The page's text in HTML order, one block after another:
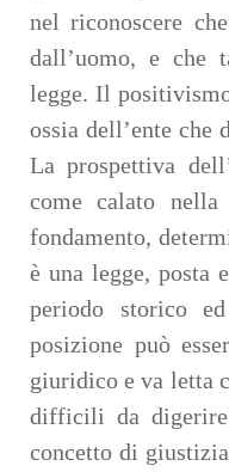
nel riconoscere
dall’uomo, e che
legge. Il
ossia dell’ente
La prospettiva
come calato
fondamento,
è una legge, posta
periodo storico
posizione può
giuridico e va letta
difficili da
concetto di